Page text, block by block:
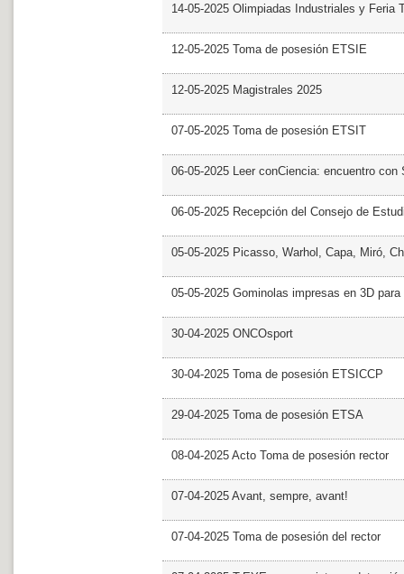
14-05-2025 Olimpiadas Industriales y Feria
12-05-2025 Toma de posesión ETSIE
12-05-2025 Magistrales 2025
07-05-2025 Toma de posesión ETSIT
06-05-2025 Leer conCiencia: encuentro con
06-05-2025 Recepción del Consejo de
05-05-2025 Picasso, Warhol, Capa, Miró,
05-05-2025 Gominolas impresas en 3D
30-04-2025 ONCOsport
30-04-2025 Toma de posesión ETSICCP
29-04-2025 Toma de posesión ETSA
08-04-2025 Acto Toma de posesión rector
07-04-2025 Avant, sempre, avant!
07-04-2025 Toma de posesión del rector